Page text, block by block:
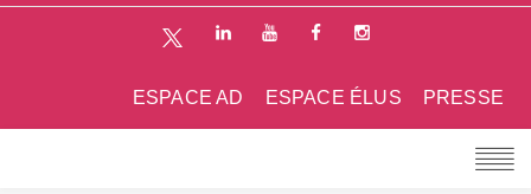
PRESSE
ESPACE ÉLUS
ESPACE AD